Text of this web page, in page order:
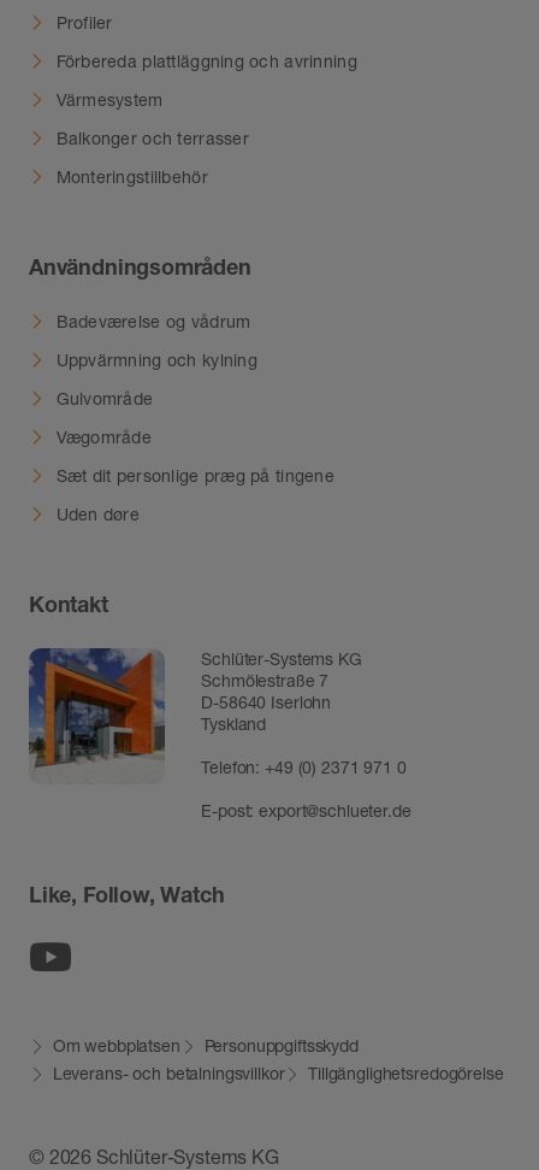
Profiler
Förbereda plattläggning och avrinning
Värmesystem
Balkonger och terrasser
Monteringstillbehör
Användningsområden
Badeværelse og vådrum
Uppvärmning och kylning
Gulvområde
Vægområde
Sæt dit personlige præg på tingene
Uden døre
Kontakt
Schlüter-Systems KG
Schmölestraße 7
D-58640 Iserlohn
Tyskland
Telefon:+49 (0) 2371 971 0
E-post:export@schlueter.de
Like, Follow, Watch
© 2026 Schlüter-Systems KG
Om webbplatsen
Personuppgiftsskydd
Leverans- och betalningsvillkor
Tillgänglighetsredogörelse